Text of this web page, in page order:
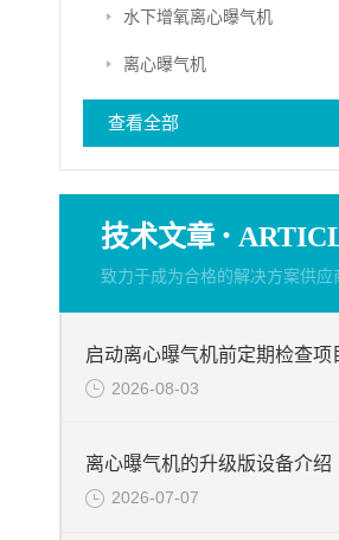
水下增氧离心曝气机
离心曝气机
查看全部
技术文章 ·
致力于成为合格的解决方案供应
2026-08-03
离心曝气机的升级版设备介绍
2026-07-07